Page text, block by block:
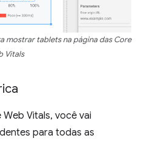
mostrar tablets na página das Core
Vitals
Vitals, você vai
para todas as